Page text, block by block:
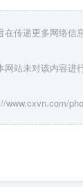
传递更多网络信
站未对该内容进